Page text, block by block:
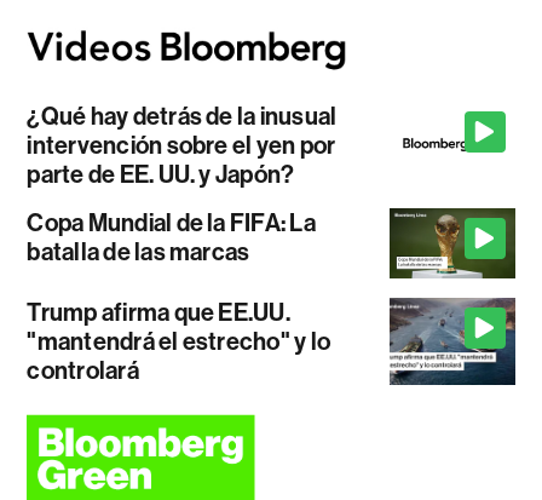
¿Qué hay detrás de la inusual
intervención sobre el yen por
parte de EE. UU. y Japón?
Copa Mundial de la FIFA: La
batalla de las marcas
Trump afirma que EE.UU.
"mantendrá el estrecho" y lo
controlará